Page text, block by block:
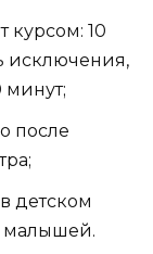
курсом: 10
исключения,
минут;
после
детском
малышей.